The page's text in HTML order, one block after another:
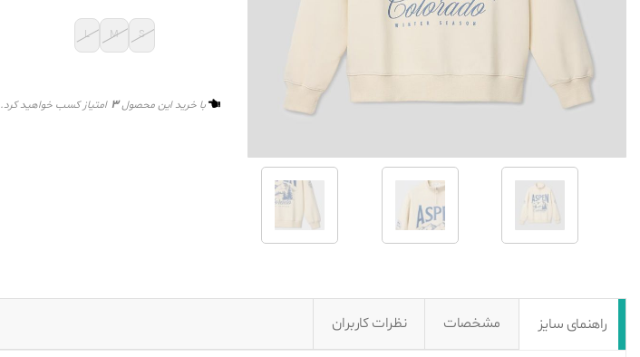
S
M
L
با خرید این محصول3 امتیاز کسب خواهید کرد.
راهنمای سایز مشخصات نظرات کاربران